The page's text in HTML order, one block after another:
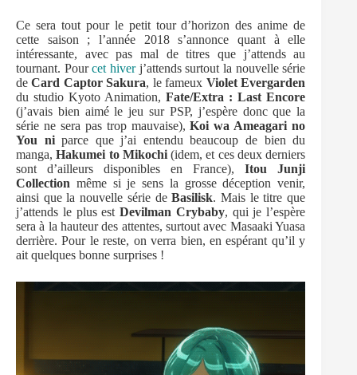
Ce sera tout pour le petit tour d’horizon des anime de
cette saison ; l’année 2018 s’annonce quant à elle
intéressante, avec pas mal de titres que j’attends au
tournant. Pourcet hiverj’attends surtout la nouvelle série
deCard Captor Sakura, le fameux Violet Evergarden
du studio Kyoto Animation,Fate/Extra : Last Encore
(j’avais bien aimé le jeu sur PSP, j’espère donc que la
série ne sera pas trop mauvaise),Koi wa Ameagari no
You niparce que j’ai entendu beaucoup de bien du
manga,Hakumei to Mikochi(idem, et ces deux derniers
sont d’ailleurs disponibles en France), Itou Junji
Collection même si je sens la grosse déception venir,
ainsi que la nouvelle série deBasilisk. Mais le titre que
j’attends le plus estDevilman Crybaby, qui je l’espère
sera à la hauteur des attentes, surtout avec Masaaki Yuasa
derrière. Pour le reste, on verra bien, en espérant qu’il y
ait quelques bonne surprises !